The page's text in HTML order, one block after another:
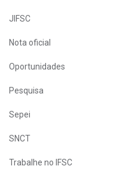
JIFSC
Nota oficial
Oportunidades
Pesquisa
Sepei
SNCT
Trabalhe no IFSC